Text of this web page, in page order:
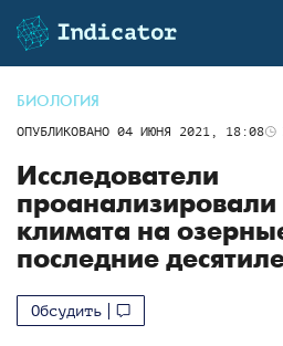
БИОЛОГИЯ
ОПУБЛИКОВАНО 04 ИЮНЯ 2021, 18:08
Исследователи
проанализировали
климата на
последние
Обсудить